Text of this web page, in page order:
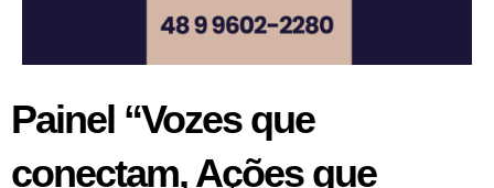
Painel “Vozes que
conectam, Ações que